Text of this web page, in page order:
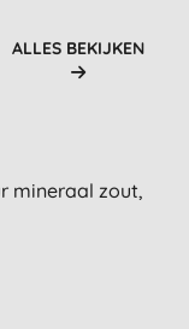
ALLES BEKIJKEN
mineraal zout,